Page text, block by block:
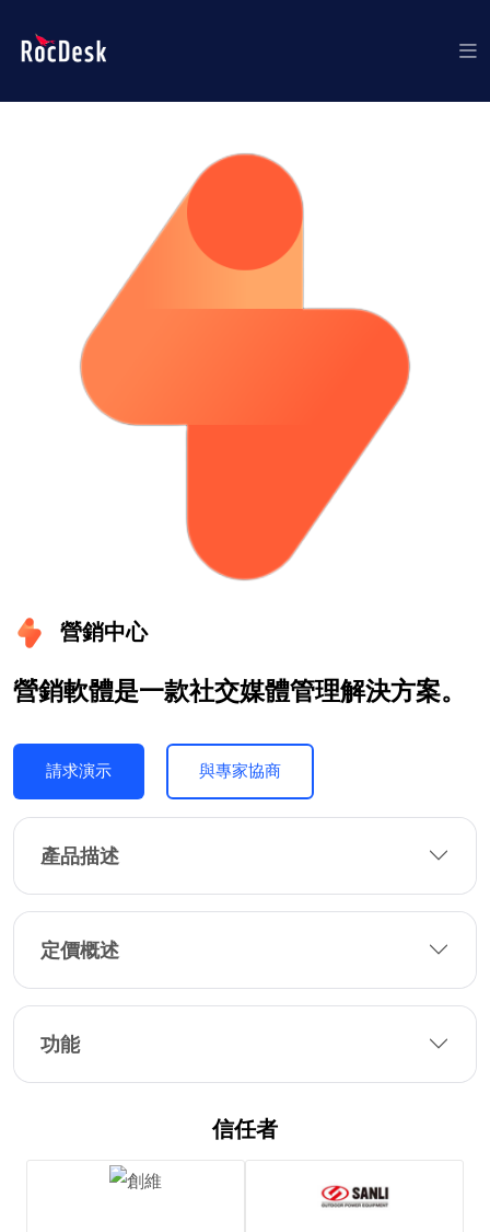
營銷中心
營銷軟體是一款社交媒體管理解決方案。
請求演示 與專家協商
產品描述
定價概述
功能
信任者